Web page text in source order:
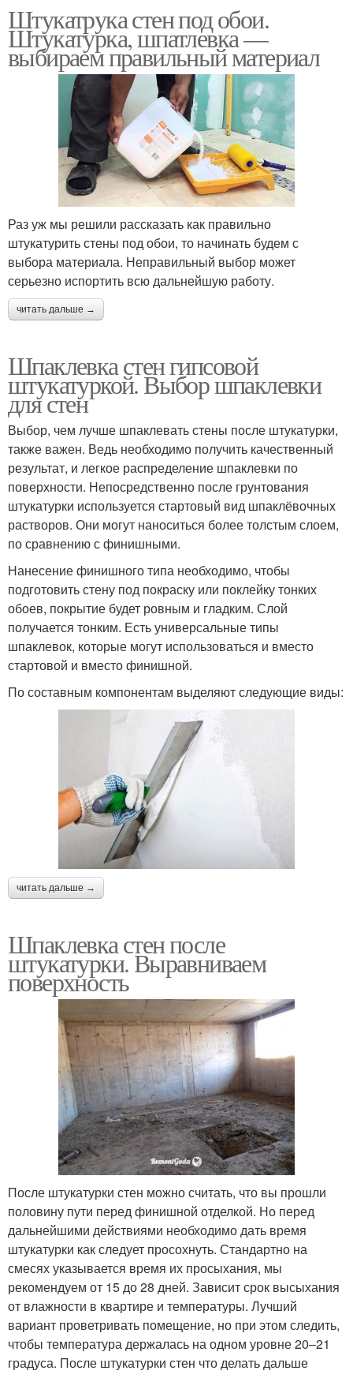
Штукатрука стен под обои.
Штукатурка, шпатлевка —
выбираем правильный материал
Раз уж мы решили рассказать как правильно
штукатурить стены под обои, то начинать будем с
выбора материала. Неправильный выбор может
серьезно испортить всю дальнейшую работу.
читать дальше →
Шпаклевка стен гипсовой
штукатуркой. Выбор шпаклевки
для стен
Выбор, чем лучше шпаклевать стены после штукатурки,
также важен. Ведь необходимо получить качественный
результат, и легкое распределение шпаклевки по
поверхности. Непосредственно после грунтования
штукатурки используется стартовый вид шпаклёвочных
растворов. Они могут наноситься более толстым слоем,
по сравнению с финишными.
Нанесение финишного типа необходимо, чтобы
подготовить стену под покраску или поклейку тонких
обоев, покрытие будет ровным и гладким. Слой
получается тонким. Есть универсальные типы
шпаклевок, которые могут использоваться и вместо
стартовой и вместо финишной.
По составным компонентам выделяют следующие виды:
читать дальше →
Шпаклевка стен после
штукатурки. Выравниваем
поверхность
После штукатурки стен можно считать, что вы прошли
половину пути перед финишной отделкой. Но перед
дальнейшими действиями необходимо дать время
штукатурки как следует просохнуть. Стандартно на
смесях указывается время их просыхания, мы
рекомендуем от 15 до 28 дней. Зависит срок высыхания
от влажности в квартире и температуры. Лучший
вариант проветривать помещение, но при этом следить,
чтобы температура держалась на одном уровне 20–21
градуса. После штукатурки стен что делать дальше